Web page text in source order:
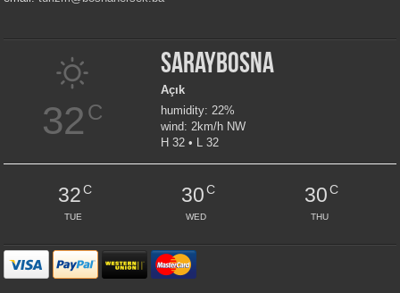
32 C
Saraybosna
Açık
humidity: 22%
wind: 2km/h NW
H 32 • L 32
32C
TUE
30C
WED
30C
THU